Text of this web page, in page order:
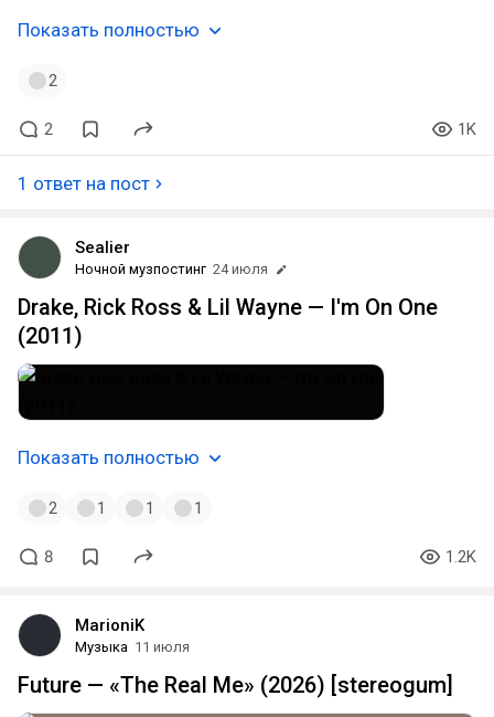
Показать полностью
2
2 1K
1 ответ на пост
Sealier
Ночной музпостинг 24 июля
Drake, Rick Ross & Lil Wayne — I'm On One
(2011)
Показать полностью
2 1 1 1
8 1.2K
MarioniK
Музыка 11 июля
Future — «The Real Me» (2026) [stereogum]